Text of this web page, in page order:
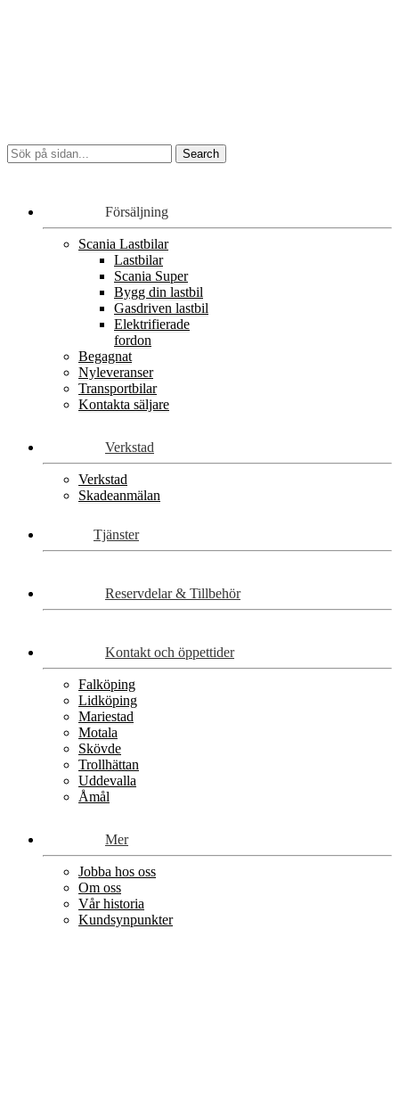
Försäljning
Scania Lastbilar
Lastbilar
Scania Super
Bygg din lastbil
Gasdriven lastbil
Elektrifierade
fordon
Begagnat
Nyleveranser
Transportbilar
Kontakta säljare
Verkstad
Verkstad
Skadeanmälan
Tjänster
Reservdelar & Tillbehör
Kontakt och öppettider
Falköping
Lidköping
Mariestad
Motala
Skövde
Trollhättan
Uddevalla
Åmål
Mer
Jobba hos oss
Om oss
Vår historia
Kundsynpunkter